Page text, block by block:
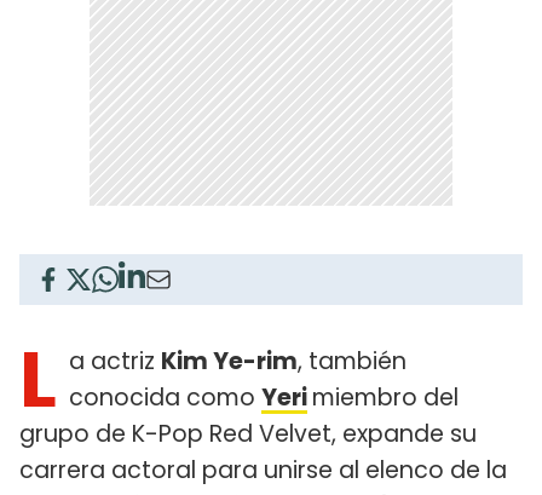
L a actriz Kim Ye-rim, también
conocida como Yerimiembro del
grupo de K-Pop Red Velvet, expande su
carrera actoral para unirse al elenco de la